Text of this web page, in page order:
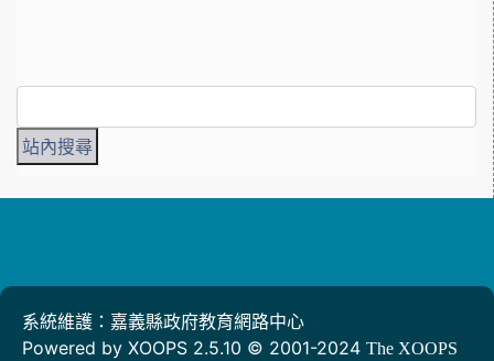
系統維護：嘉義縣政府教育網路中心
Powered by XOOPS 2.5.10 © 2001-2024 The XOOPS